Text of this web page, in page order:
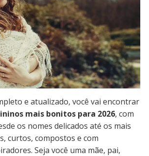
e atualizado, você vai encontrar
mais bonitos para 2026, com
os nomes delicados até os mais
curtos, compostos e com
Seja você uma mãe, pai,